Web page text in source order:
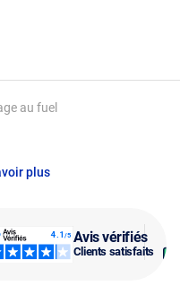
Avis vérifiés
Clients satisfaits
plus
au fuel